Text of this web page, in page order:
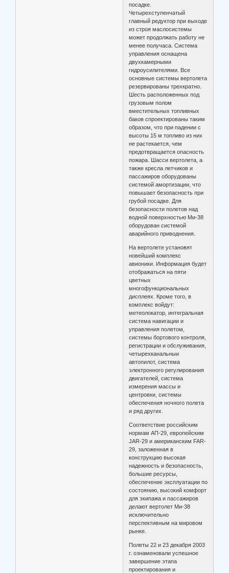
посадке.
Четырехступенчатый
главный редуктор при выходе
из строя маслосистемы
может продолжать работу не
менее получаса. Система
управления оснащена
двухкамерными
гидроусилителями. Все
основные системы вертолета
резервированы трехкратно.
Шесть расположенных под
грузовым полом
вместительных топливных
баков спроектированы таким
образом, что при падении с
высоты 15 м топливо из них
не растекается, чем
предотвращается опасность
пожара. Шасси вертолета, а
также кресла летчиков и
пассажиров оборудованы
системой амортизации, что
повышает безопасность при
грубой посадке. Для
безопасности полетов над
водной поверхностью Ми-38
оборудован системой
аварийного приводнения.
На вертолете установят
новейший комплекс
авионики. Информация будет
отображаться на пяти
цветных
многофункциональных
дисплеях. Кроме того, в
комплекс войдут:
метеолокатор, интегральная
система навигации и
управления полетом,
системы бортового контроля,
регистрации и обслуживания,
четырехканальныи
автопилот, система
электронного регулирования
двигателей, система
измерения массы и
центровки, системы
обеспечения ночного полета
и ряд других.
Соответствие российским
нормам АП-29, европейским
JAR-29 и американским FAR-
29, заложенная в
конструкцию высокая
надежность и безопасность,
большие ресурсы,
обеспечение эксплуатации по
состоянию, высокий комфорт
для экипажа и пассажиров
делают вертолет Ми-38
исключительно
перспективным на мировом
рынке.
Полеты 22 и 23 декабря 2003
г. ознаменовали успешное
завершение этапа
проектирования и